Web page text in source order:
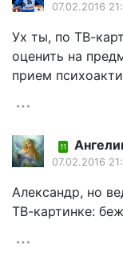
07.02.2016
Ух ты, по ТВ-
оценить на
прием
11
07.02.2016
Александр, но
ТВ-картинке: